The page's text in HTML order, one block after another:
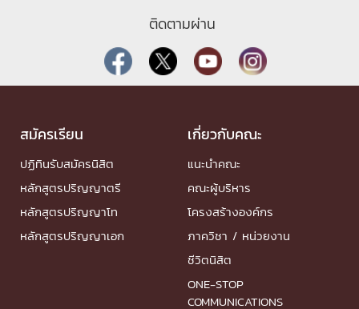
ติดตามผ่าน
สมัครเรียน
ปฏิทินรับสมัครนิสิต
หลักสูตรปริญญาตรี
หลักสูตรปริญญาโท
หลักสูตรปริญญาเอก
เกี่ยวกับคณะ
แนะนำคณะ
คณะผู้บริหาร
โครงสร้างองค์กร
ภาควิชา / หน่วยงาน
ชีวิตนิสิต
ONE-STOP
COMMUNICATIONS